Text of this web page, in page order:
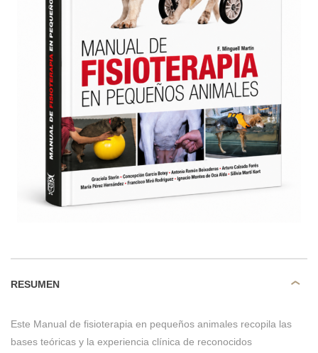
RESUMEN
Este Manual de fisioterapia en pequeños animales recopila las
bases teóricas y la experiencia clínica de reconocidos